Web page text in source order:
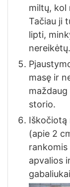
miltų, kol
Tačiau ji
lipti,
nereikėtų.
masę ir
storio.
Iškočiotą
(apie 2
apvalios